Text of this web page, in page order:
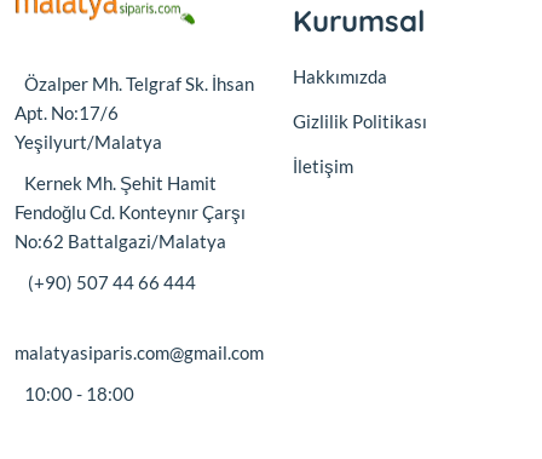
Özalper Mh. Telgraf Sk. İhsan
Apt. No:17/6
Yeşilyurt/Malatya
Kernek Mh. Şehit Hamit
Fendoğlu Cd. Konteynır Çarşı
No:62 Battalgazi/Malatya
(+90) 507 44 66 444
malatyasiparis.com@gmail.com
10:00 - 18:00
Kurumsal
Hakkımızda
Gizlilik Politikası
İletişim